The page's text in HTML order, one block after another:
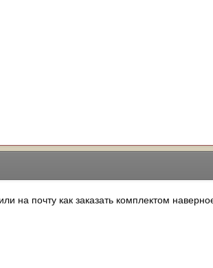
на почту как заказать комплектом